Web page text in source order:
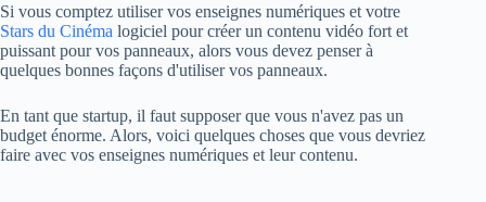
Si vous comptez utiliser vos enseignes numériques et votre
Stars du Cinéma logiciel pour créer un contenu vidéo fort et
puissant pour vos panneaux, alors vous devez penser à
quelques bonnes façons d'utiliser vos panneaux.
En tant que startup, il faut supposer que vous n'avez pas un
budget énorme. Alors, voici quelques choses que vous devriez
faire avec vos enseignes numériques et leur contenu.